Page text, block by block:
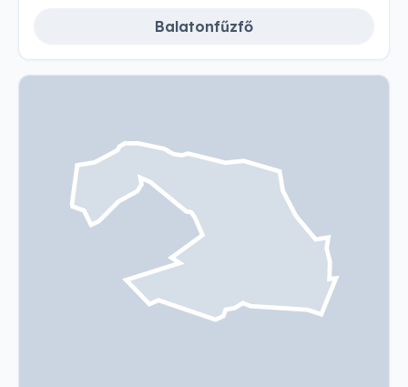
Balatonfűzfő